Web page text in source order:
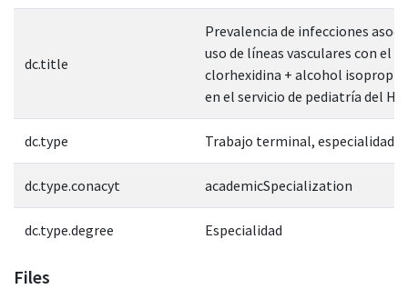
dc.title
Prevalencia de infecciones
uso de líneas vasculares con el
clorhexidina + alcohol
en el servicio de pediatría del
dc.type Trabajo terminal, especialidad
dc.type.conacyt academicSpecialization
dc.type.degree Especialidad
Files